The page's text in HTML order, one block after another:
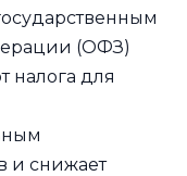
(ОФЗ)
налога для
и снижает